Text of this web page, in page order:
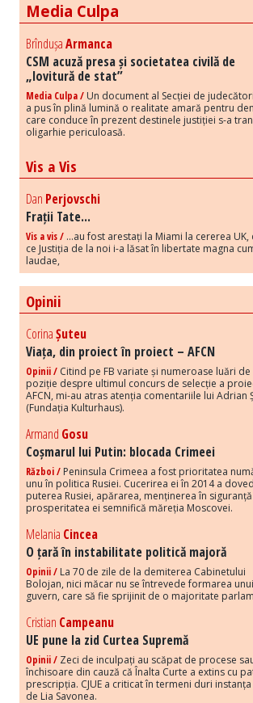
Media Culpa
BrîndușaArmanca
CSM acuză presa și societatea civilă de
„lovitură de stat”
Media Culpa / Un document al Secției de
a pus în plină lumină o realitate amară pentru
care conduce în prezent destinele justiției s-a
oligarhie periculoasă.
Vis a Vis
Dan Perjovschi
Frații Tate...
Vis a vis / ...au fost arestați la Miami la cererea UK,
ce Justiția de la noi i-a lăsat în libertate magna
laudae,
Opinii
CorinaȘuteu
Viața, din proiect în proiect – AFCN
Opinii / Citind pe FB variate și numeroase luări de
poziție despre ultimul concurs de selecție a
AFCN, mi-au atras atenția comentariile lui Adrian
(Fundația Kulturhaus).
Armand Gosu
Coșmarul lui Putin: blocada Crimeei
Război / Peninsula Crimeea a fost prioritatea
unu în politica Rusiei. Cucerirea ei în 2014 a
puterea Rusiei, apărarea, menținerea în
prosperitatea ei semnifică măreția Moscovei.
Melania Cincea
O țară în instabilitate politică majoră
Opinii / La 70 de zile de la demiterea Cabinetului
Bolojan, nici măcar nu se întrevede formarea
guvern, care să fie sprijinit de o majoritate
Cristian Campeanu
UE pune la zid Curtea Supremă
Opinii / Zeci de inculpați au scăpat de procese
închisoare din cauză că Înalta Curte a extins cu
prescripția. CJUE a criticat în termeni duri
de Lia Savonea.